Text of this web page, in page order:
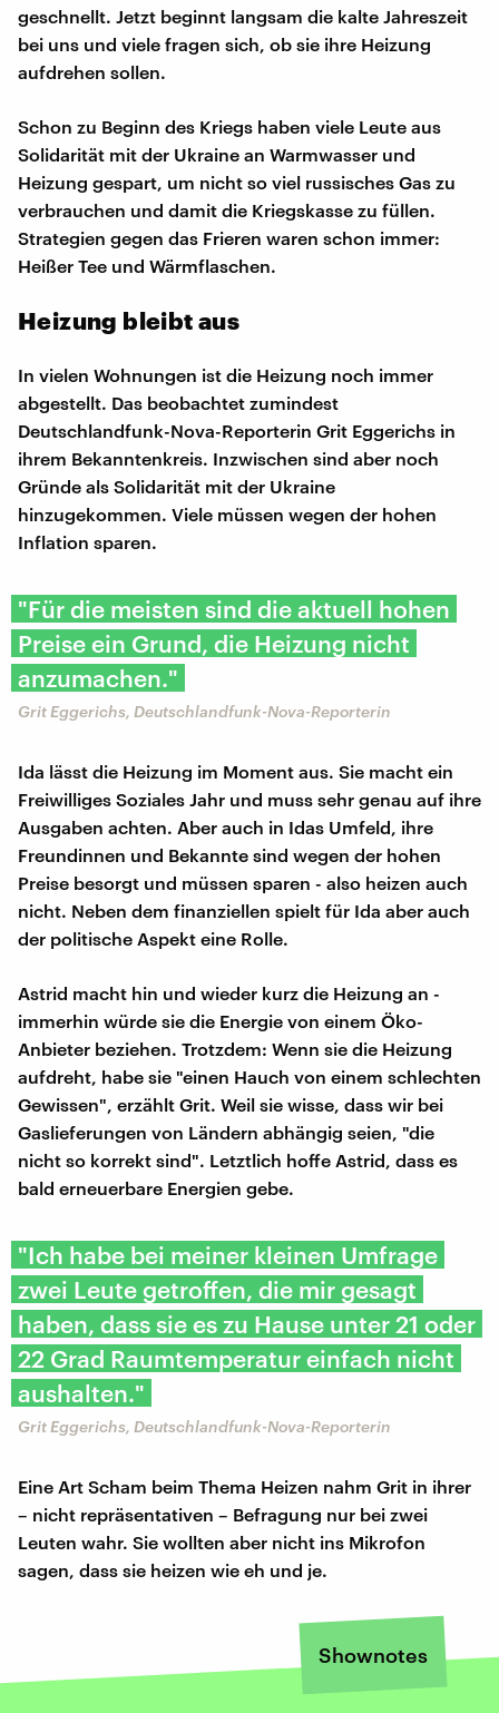
geschnellt. Jetzt beginnt langsam die kalte Jahreszeit
bei uns und viele fragen sich, ob sie ihre Heizung
aufdrehen sollen.
Schon zu Beginn des Kriegs haben viele Leute aus
Solidarität mit der Ukraine an Warmwasser und
Heizung gespart, um nicht so viel russisches Gas zu
verbrauchen und damit die Kriegskasse zu füllen.
Strategien gegen das Frieren waren schon immer:
Heißer Tee und Wärmflaschen.
Heizung bleibt aus
In vielen Wohnungen ist die Heizung noch immer
abgestellt. Das beobachtet zumindest
Deutschlandfunk-Nova-Reporterin Grit Eggerichs in
ihrem Bekanntenkreis. Inzwischen sind aber noch
Gründe als Solidarität mit der Ukraine
hinzugekommen. Viele müssen wegen der hohen
Inflation sparen.
"Für die meisten sind die aktuell hohen
Preise ein Grund, die Heizung nicht
anzumachen."
Grit Eggerichs, Deutschlandfunk-Nova-Reporterin
Ida lässt die Heizung im Moment aus. Sie macht ein
Freiwilliges Soziales Jahr und muss sehr genau auf ihre
Ausgaben achten. Aber auch in Idas Umfeld, ihre
Freundinnen und Bekannte sind wegen der hohen
Preise besorgt und müssen sparen - also heizen auch
nicht. Neben dem finanziellen spielt für Ida aber auch
der politische Aspekt eine Rolle.
Astrid macht hin und wieder kurz die Heizung an -
immerhin würde sie die Energie von einem Öko-
Anbieter beziehen. Trotzdem: Wenn sie die Heizung
aufdreht, habe sie "einen Hauch von einem schlechten
Gewissen", erzählt Grit. Weil sie wisse, dass wir bei
Gaslieferungen von Ländern abhängig seien, "die
nicht so korrekt sind". Letztlich hoffe Astrid, dass es
bald erneuerbare Energien gebe.
"Ich habe bei meiner kleinen Umfrage
zwei Leute getroffen, die mir gesagt
haben, dass sie es zu Hause unter 21 oder
22 Grad Raumtemperatur einfach nicht
aushalten."
Grit Eggerichs, Deutschlandfunk-Nova-Reporterin
Eine Art Scham beim Thema Heizen nahm Grit in ihrer
– nicht repräsentativen – Befragung nur bei zwei
Leuten wahr. Sie wollten aber nicht ins Mikrofon
sagen, dass sie heizen wie eh und je.
Shownotes